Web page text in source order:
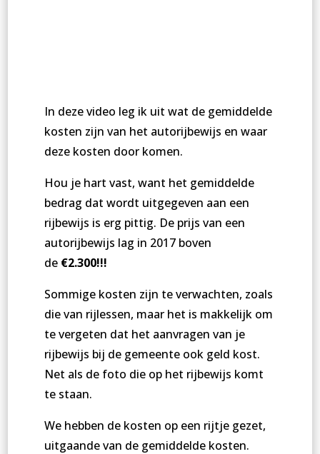
In deze video leg ik uit wat de gemiddelde
kosten zijn van het autorijbewijs en waar
deze kosten door komen.
Hou je hart vast, want het gemiddelde
bedrag dat wordt uitgegeven aan een
rijbewijs is erg pittig. De prijs van een
autorijbewijs lag in 2017 boven
de €2.300!!!
Sommige kosten zijn te verwachten, zoals
die van rijlessen, maar het is makkelijk om
te vergeten dat het aanvragen van je
rijbewijs bij de gemeente ook geld kost.
Net als de foto die op het rijbewijs komt
te staan.
We hebben de kosten op een rijtje gezet,
uitgaande van de gemiddelde kosten.